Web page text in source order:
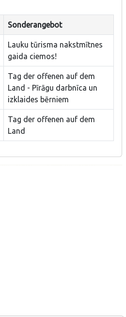
Sonderangebot
Lauku tūrisma nakstmītnes
gaida ciemos!
Tag der offenen auf dem
Land - Pīrāgu darbnīca un
izklaides bērniem
Tag der offenen auf dem
Land